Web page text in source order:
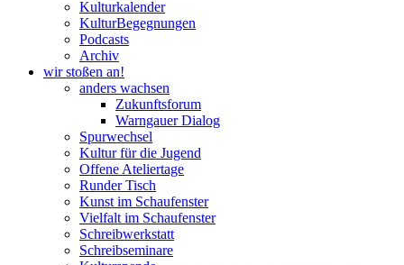
Kulturkalender
KulturBegegnungen
Podcasts
Archiv
wir stoßen an!
anders wachsen
Zukunftsforum
Warngauer Dialog
Spurwechsel
Kultur für die Jugend
Offene Ateliertage
Runder Tisch
Kunst im Schaufenster
Vielfalt im Schaufenster
Schreibwerkstatt
Schreibseminare